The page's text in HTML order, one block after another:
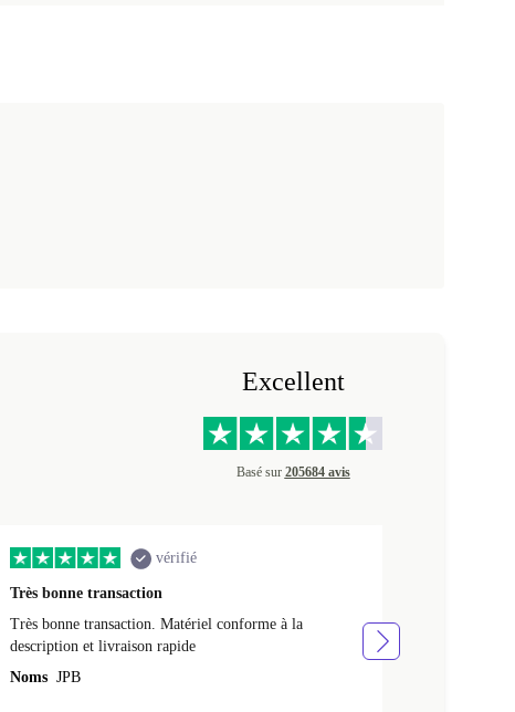
Excellent
Basé sur 205684 avis
vérifié
Très bonne transaction
Très bonne transaction. Matériel conforme à la
description et livraison rapide
Noms JPB